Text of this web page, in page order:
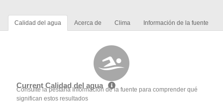
Calidad del agua Acerca de Clima Información de la fuente
Current Calidad del agua
Consulte la pestaña Información de la fuente para comprender qué
significan estos resultados